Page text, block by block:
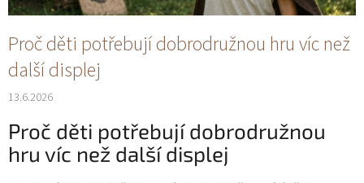
Proč děti potřebují dobrodružnou hru víc než
další displej
13.6.2026
Proč děti potřebují dobrodružnou
hru víc než další displej